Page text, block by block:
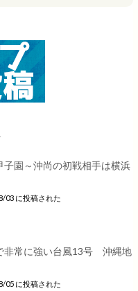
子園～沖尚の初戦相手は横浜
03 に投稿された
非常に強い台風13号 沖縄地
05 に投稿された